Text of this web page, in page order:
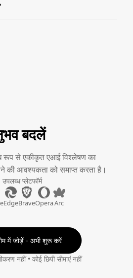
बदलें
रूप से एकीकृत एआई विश्लेषण का
की आवश्यकता को समाप्त करता है।
उपलब्ध प्लेटफॉर्म
EdgeBraveOperaArc
में जोड़ें - अभी शुरू करें
नहीं • कोई छिपी सीमाएं नहीं